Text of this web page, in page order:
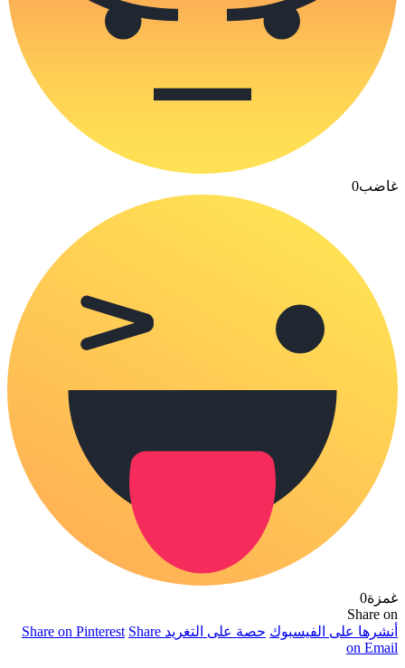
غاضب0
غمزة0
Share on
أنشرها على الفيسبوك حصة على التغريد Share on Pinterest Share
on Email